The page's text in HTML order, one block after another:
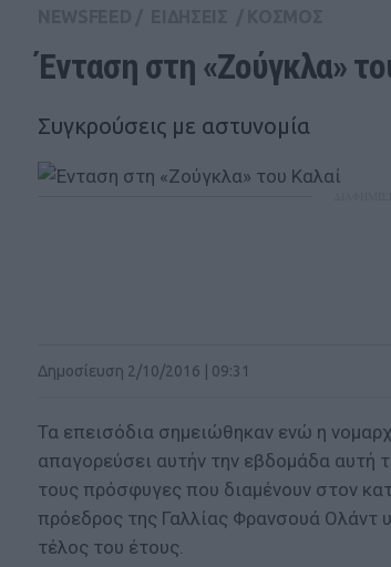
Ένταση στη «Ζούγκλα»
Συγκρούσεις με αστυνομία
Δημοσίευση 2/10/2016 | 09:31
Τα επεισόδια σημειώθηκαν ενώ η
απαγορεύσει αυτήν την εβδομάδα αυτή
τους πρόσφυγες που διαμένουν στον
πρόεδρος της Γαλλίας Φρανσουά Ολάντ
τέλος του έτους.